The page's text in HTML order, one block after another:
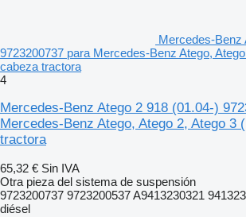
Mercedes-Benz
9723200737 para Mercedes-Benz Atego,
cabeza tractora
4
Mercedes-Benz Atego 2 918 (01.04-)
Mercedes-Benz Atego, Atego 2, Atego 3
tractora
65,32 € Sin IVA
Otra pieza del sistema de suspensión
9723200737 9723200537 A9413230321
diésel